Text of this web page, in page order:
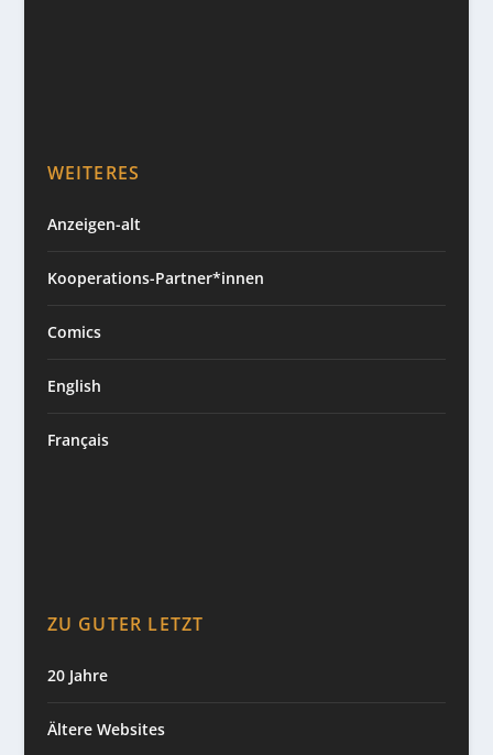
WEITERES
Anzeigen-alt
Kooperations-Partner*innen
Comics
English
Français
ZU GUTER LETZT
20 Jahre
Ältere Websites